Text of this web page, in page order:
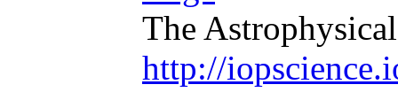
The
http://